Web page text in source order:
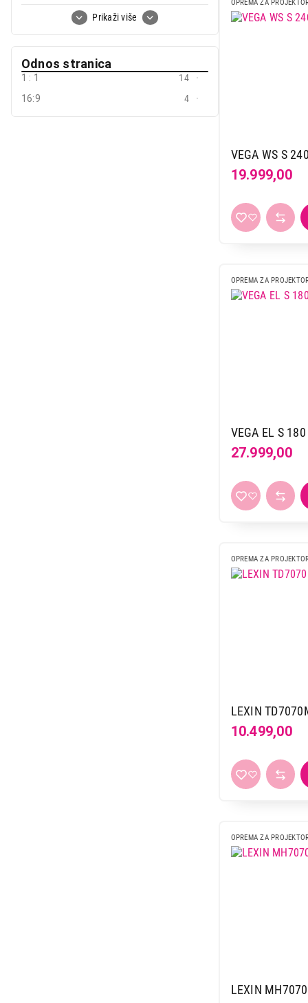
Prikaži više
292 x 164 cm
1
Odnos stranica
1 : 1
14
16:9
4
OPREMA ZA
VEGA WS S 240
19.999,00
OPREMA ZA
VEGA EL S 180
27.999,00
OPREMA ZA
LEXIN
10.499,00
OPREMA ZA
LEXIN